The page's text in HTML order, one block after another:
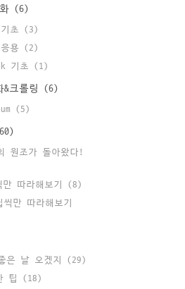
(6)
초 (3)
용 (2)
기초 (1)
&크롤링 (6)
(5)
원조가 돌아왔다!
만 따라해보기 (8)
만 따라해보기
은 날 오겠지 (29)
팁 (18)